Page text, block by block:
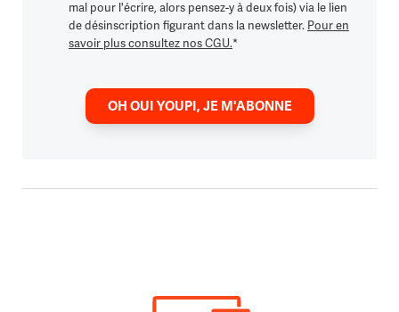
mal pour l'écrire, alors pensez-y à deux fois) via le lien
de désinscription figurant dans la newsletter. Pour en
savoir plus consultez nos CGU.*
OH OUI YOUPI, JE M'ABONNE